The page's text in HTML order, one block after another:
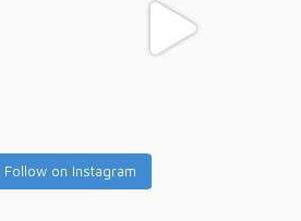
Follow on Instagram